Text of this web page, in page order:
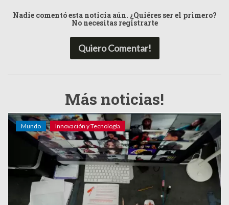
Nadie comentó esta noticia aún. ¿Quiéres ser el primero?
No necesitas registrarte
Quiero Comentar!
Más noticias!
Mundo Innovación y Tecnología